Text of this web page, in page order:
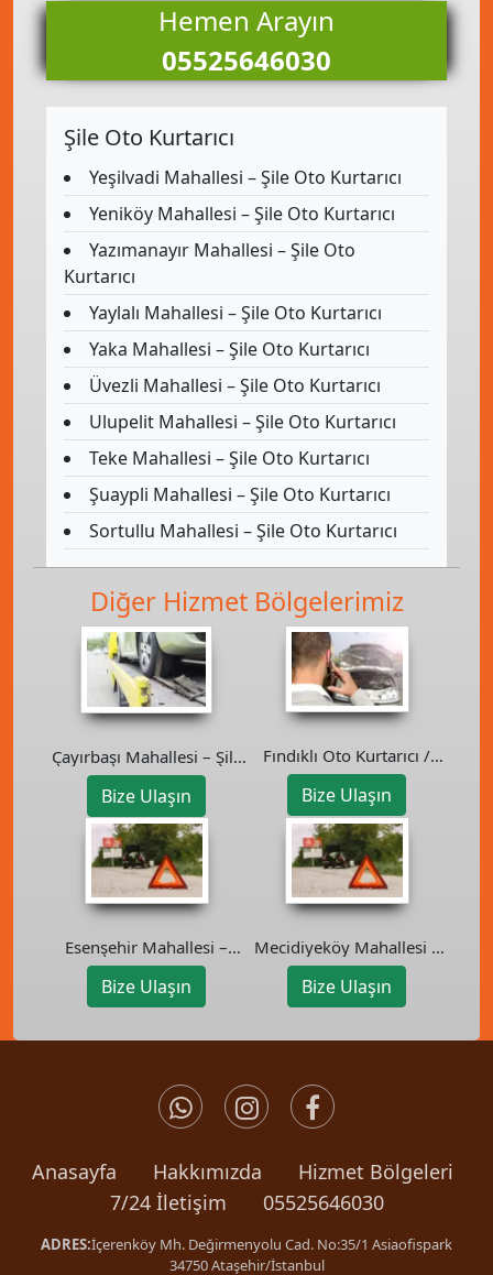
Hemen Arayın
05525646030
Şile Oto Kurtarıcı
Yeşilvadi Mahallesi – Şile Oto Kurtarıcı
Yeniköy Mahallesi – Şile Oto Kurtarıcı
Yazımanayır Mahallesi – Şile Oto
Kurtarıcı
Yaylalı Mahallesi – Şile Oto Kurtarıcı
Yaka Mahallesi – Şile Oto Kurtarıcı
Üvezli Mahallesi – Şile Oto Kurtarıcı
Ulupelit Mahallesi – Şile Oto Kurtarıcı
Teke Mahallesi – Şile Oto Kurtarıcı
Şuaypli Mahallesi – Şile Oto Kurtarıcı
Sortullu Mahallesi – Şile Oto Kurtarıcı
Diğer Hizmet Bölgelerimiz
Çayırbaşı Mahallesi – Şile
Oto Kurtarıcı
Bize Ulaşın
Fındıklı Oto Kurtarıcı /
Çekici
Bize Ulaşın
Esenşehir Mahallesi –
Ümraniye Oto Kurtarıcı
Bize Ulaşın
Mecidiyeköy Mahallesi –
Şişli Oto Kurtarıcı
Bize Ulaşın
Anasayfa Hakkımızda
Hizmet Bölgeleri
7/24 İletişim
05525646030
ADRES:İçerenköy Mh. Değirmenyolu Cad. No:35/1 Asiaofispark
34750 Ataşehir/İstanbul